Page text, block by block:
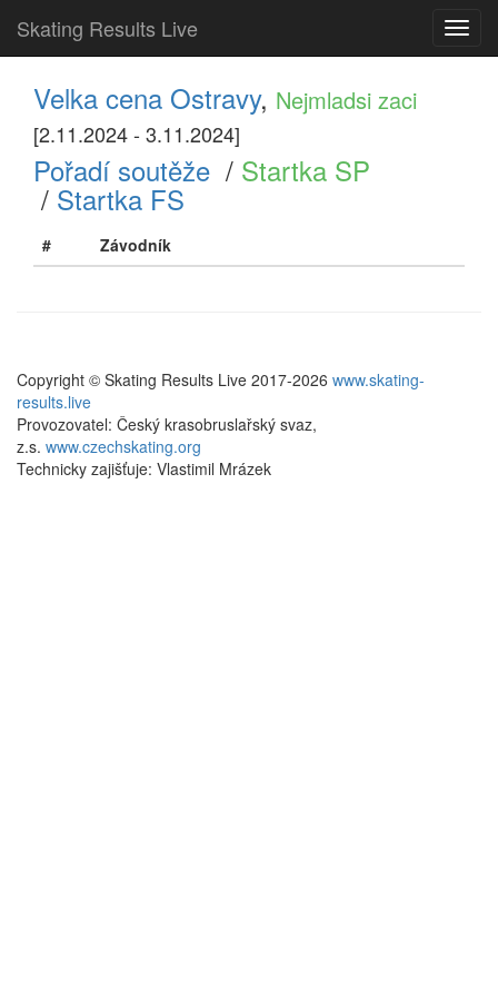
Skating Results Live
Velka cena Ostravy, Nejmladsi zaci
[2.11.2024 - 3.11.2024]
Pořadí soutěže / Startka SP
/ Startka FS
# Závodník
Copyright © Skating Results Live 2017-2026 www.skating-
results.live
Provozovatel: Český krasobruslařský svaz,
z.s. www.czechskating.org
Technicky zajišťuje: Vlastimil Mrázek